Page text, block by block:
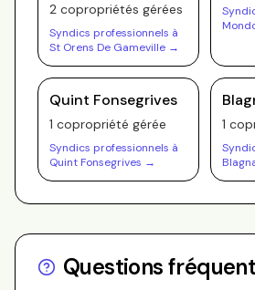
2 copropriétés gérées
Syndics professionnels à
St Orens De Gameville →
Quint Fonsegrives
1 copropriété gérée
Syndics professionnels à
Quint Fonsegrives →
1
Questions